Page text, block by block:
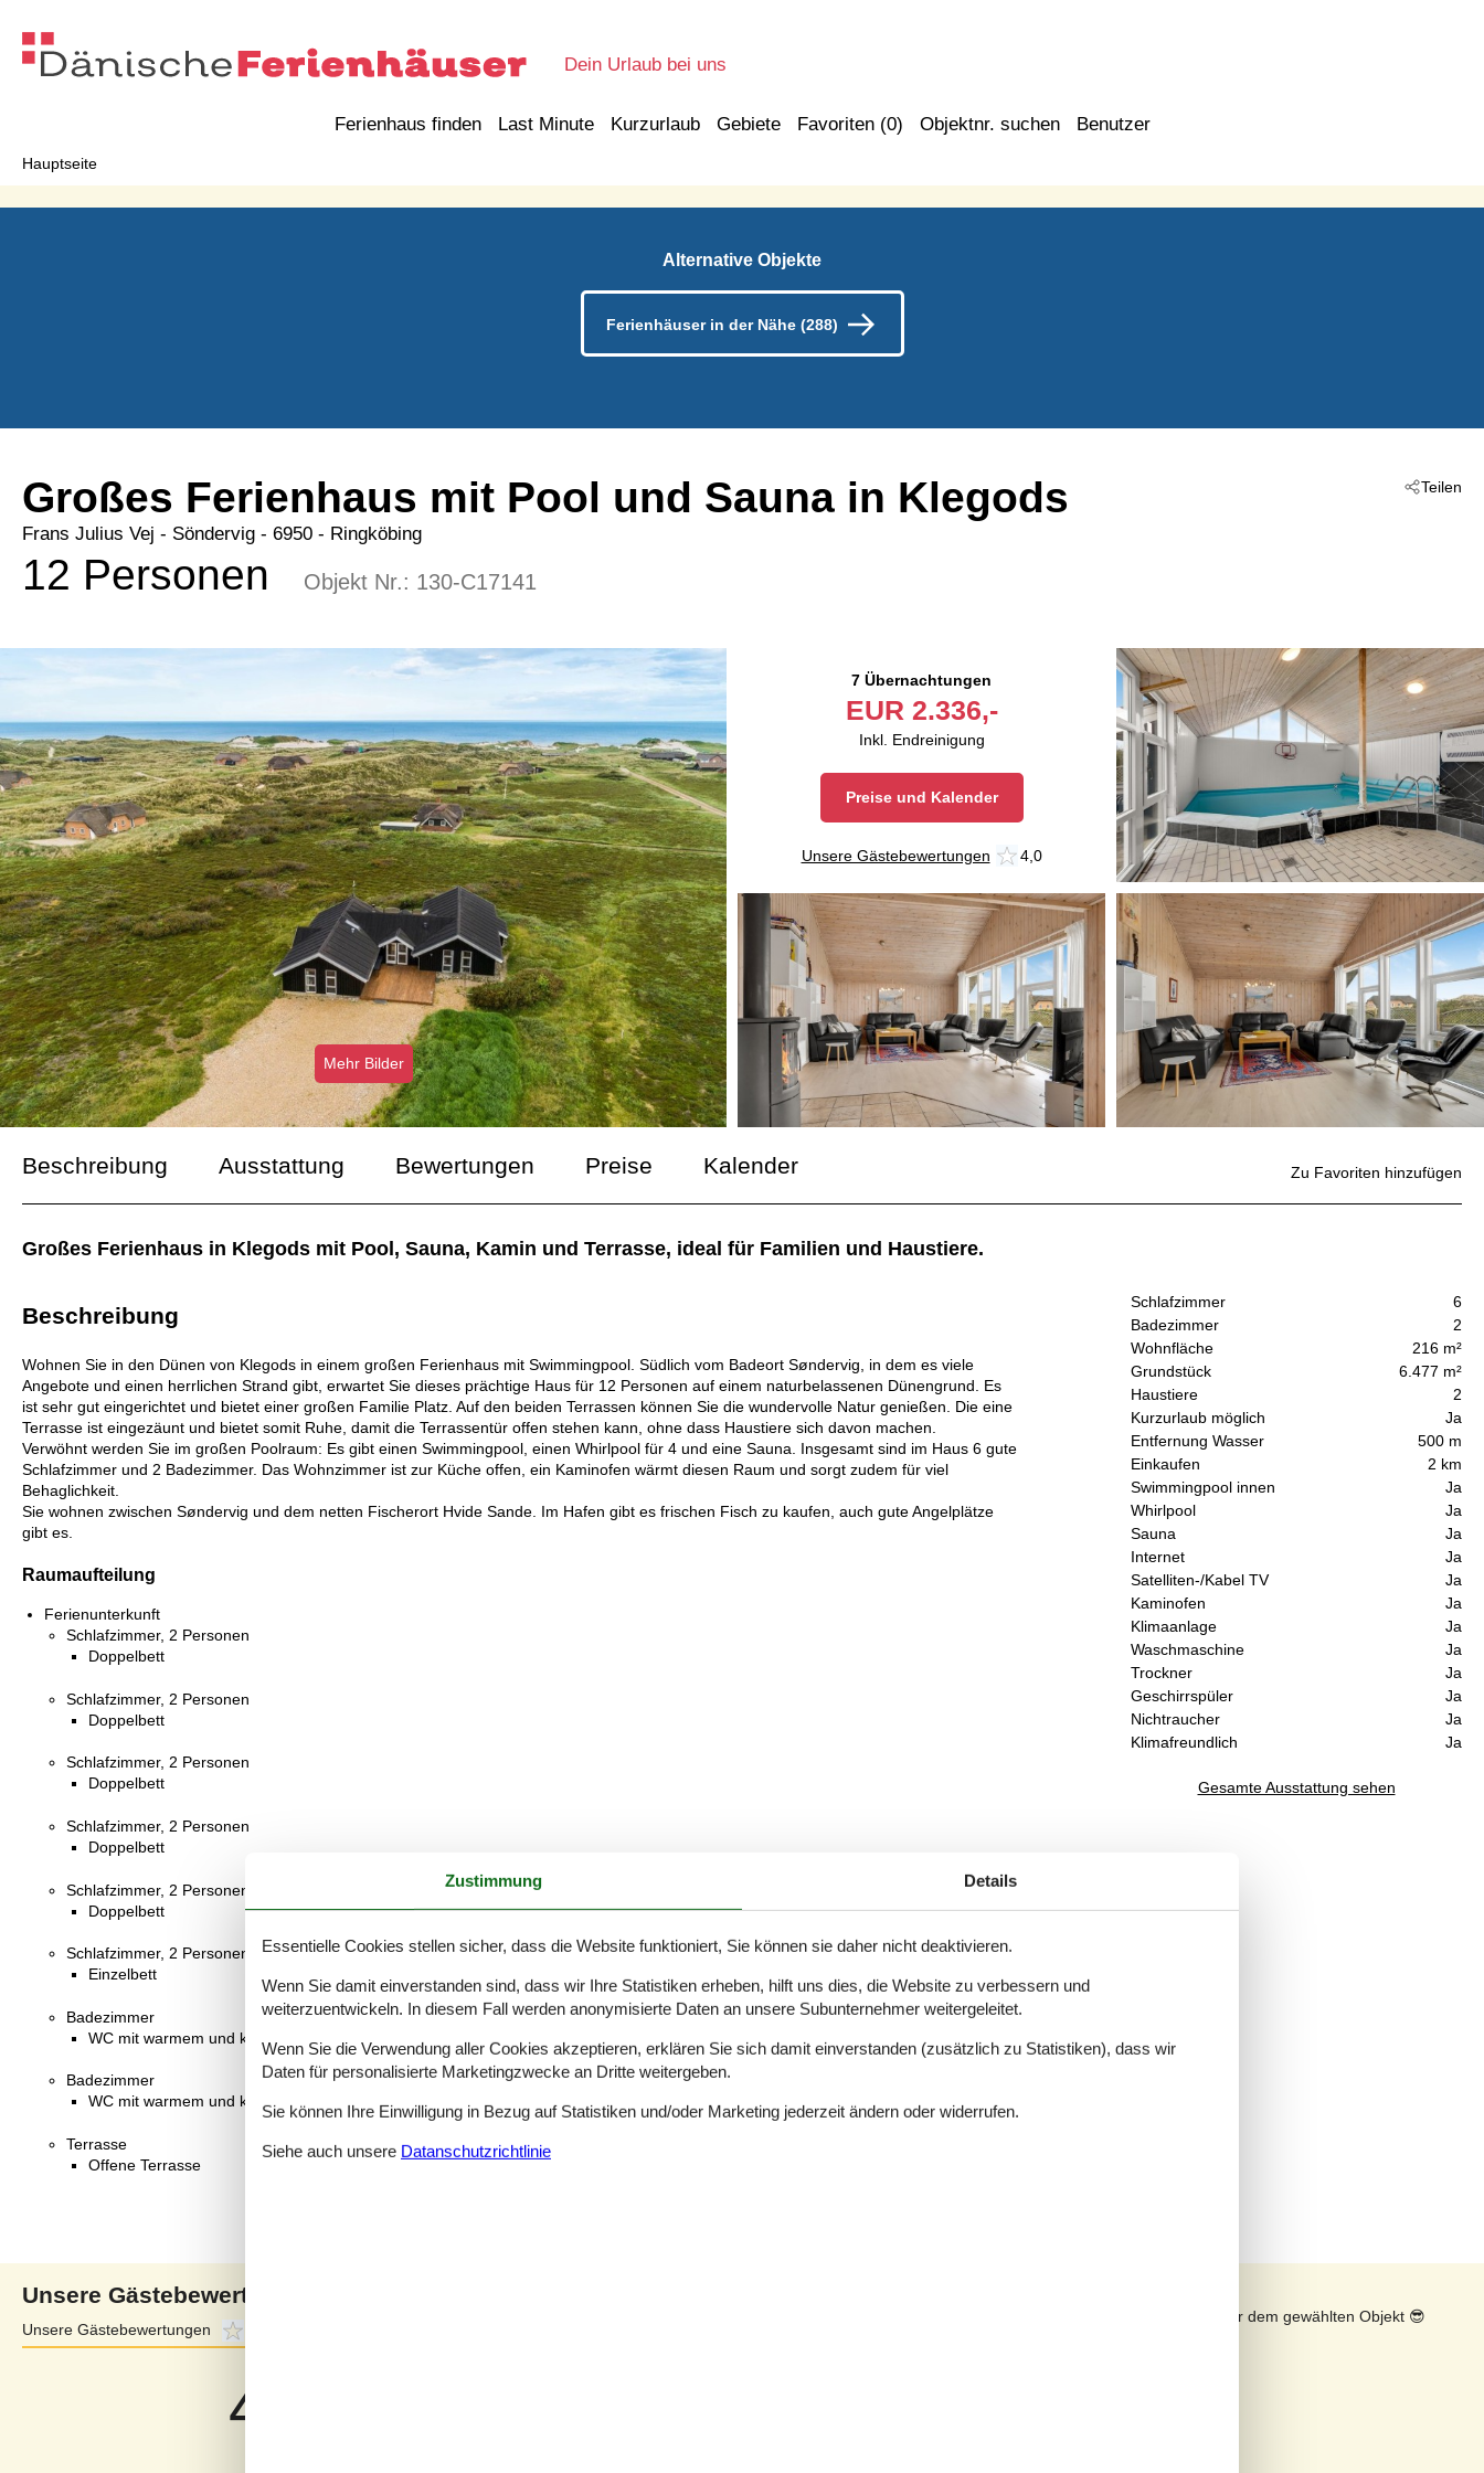
Dein Urlaub bei uns
Ferienhaus finden Last Minute Kurzurlaub Gebiete Favoriten (0) Objektnr. suchen Benutzer
Hauptseite
Alternative Objekte
Ferienhäuser in der Nähe (288)
Teilen
Großes Ferienhaus mit Pool und Sauna in Klegods
Frans Julius Vej - Söndervig - 6950 - Ringköbing
12 Personen Objekt Nr.: 130-C17141
Mehr Bilder
7 Übernachtungen
EUR 2.336,-
Inkl. Endreinigung
Preise und Kalender
Unsere Gästebewertungen 4,0
Beschreibung Ausstattung Bewertungen Preise Kalender
Großes Ferienhaus in Klegods mit Pool, Sauna, Kamin und Terrasse, ideal für Familien und Haustiere.
Schlafzimmer
6
Badezimmer
2
Wohnfläche
216 m²
Grundstück
6.477 m²
Haustiere
2
Kurzurlaub möglich
Ja
Entfernung Wasser
500 m
Einkaufen
2 km
Swimmingpool innen
Ja
Whirlpool
Ja
Sauna
Ja
Internet
Ja
Satelliten-/Kabel TV
Ja
Kaminofen
Ja
Klimaanlage
Ja
Waschmaschine
Ja
Trockner
Ja
Geschirrspüler
Ja
Nichtraucher
Ja
Klimafreundlich
Ja
Gesamte Ausstattung sehen
Zu Favoriten hinzufügen
Beschreibung
Wohnen Sie in den Dünen von Klegods in einem großen Ferienhaus mit Swimmingpool. Südlich vom Badeort Søndervig, in dem es viele
Angebote und einen herrlichen Strand gibt, erwartet Sie dieses prächtige Haus für 12 Personen auf einem naturbelassenen Dünengrund. Es
ist sehr gut eingerichtet und bietet einer großen Familie Platz. Auf den beiden Terrassen können Sie die wundervolle Natur genießen. Die eine
Terrasse ist eingezäunt und bietet somit Ruhe, damit die Terrassentür offen stehen kann, ohne dass Haustiere sich davon machen.
Verwöhnt werden Sie im großen Poolraum: Es gibt einen Swimmingpool, einen Whirlpool für 4 und eine Sauna. Insgesamt sind im Haus 6 gute
Schlafzimmer und 2 Badezimmer. Das Wohnzimmer ist zur Küche offen, ein Kaminofen wärmt diesen Raum und sorgt zudem für viel
Behaglichkeit.
Sie wohnen zwischen Søndervig und dem netten Fischerort Hvide Sande. Im Hafen gibt es frischen Fisch zu kaufen, auch gute Angelplätze
gibt es.
Raumaufteilung
Ferienunterkunft
Schlafzimmer, 2 Personen
Doppelbett
Schlafzimmer, 2 Personen
Doppelbett
Schlafzimmer, 2 Personen
Doppelbett
Schlafzimmer, 2 Personen
Doppelbett
Schlafzimmer, 2 Personen
Doppelbett
Schlafzimmer, 2 Personen
Einzelbett
Badezimmer
WC mit warmem und kaltem Wasser, Dusche
Badezimmer
WC mit warmem und kaltem Wasser, Dusche
Terrasse
Offene Terrasse
Unsere Gästebewertungen
Unsere Gästebewertungen
4,0
Sonnenstand über dem gewählten Objekt 😎
Zustimmung Details
Essentielle Cookies stellen sicher, dass die Website funktioniert, Sie können sie daher nicht deaktivieren.
Wenn Sie damit einverstanden sind, dass wir Ihre Statistiken erheben, hilft uns dies, die Website zu verbessern und
weiterzuentwickeln. In diesem Fall werden anonymisierte Daten an unsere Subunternehmer weitergeleitet.
Wenn Sie die Verwendung aller Cookies akzeptieren, erklären Sie sich damit einverstanden (zusätzlich zu Statistiken), dass wir
Daten für personalisierte Marketingzwecke an Dritte weitergeben.
Sie können Ihre Einwilligung in Bezug auf Statistiken und/oder Marketing jederzeit ändern oder widerrufen.
Siehe auch unsere Datanschutzrichtlinie